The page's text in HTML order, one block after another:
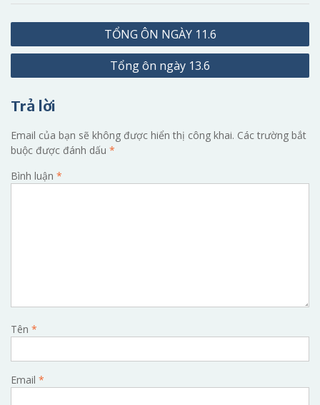
Điều
hướng
TỔNG ÔN NGÀY 11.6
Tổng ôn ngày 13.6
Trả lời
Email của bạn sẽ không được hiển thị công khai. Các trường bắt
buộc được đánh dấu *
Bình luận *
Tên *
Email *